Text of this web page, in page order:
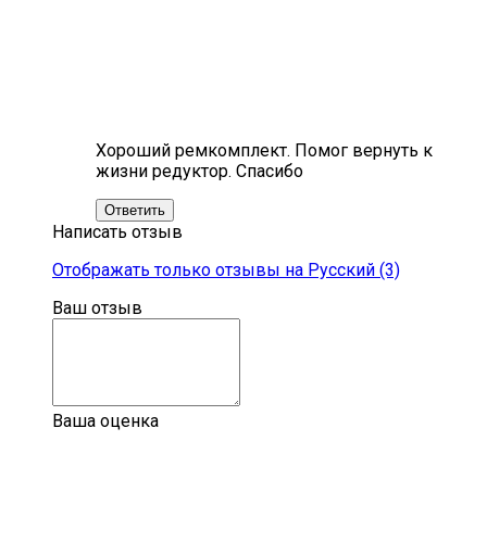
Хороший ремкомплект. Помог вернуть к
жизни редуктор. Спасибо
Ответить
Написать отзыв
Отображать только отзывы на Русский (3)
Ваш отзыв
Ваша оценка